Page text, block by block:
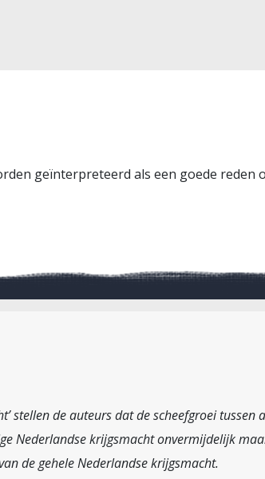
geïnterpreteerd als een goede reden
stellen de auteurs dat de scheefgroei
Nederlandse krijgsmacht onvermijdelijk
de gehele Nederlandse krijgsmacht.